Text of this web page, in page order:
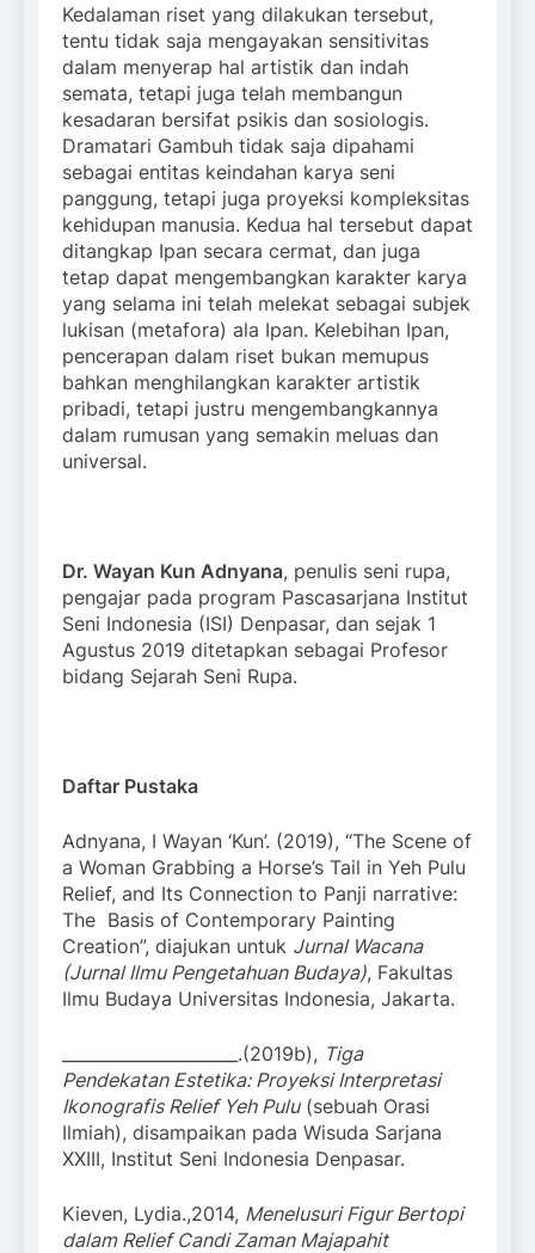
Kedalaman riset yang dilakukan tersebut,
tentu tidak saja mengayakan sensitivitas
dalam menyerap hal artistik dan indah
semata, tetapi juga telah membangun
kesadaran bersifat psikis dan sosiologis.
Dramatari Gambuh tidak saja dipahami
sebagai entitas keindahan karya seni
panggung, tetapi juga proyeksi kompleksitas
kehidupan manusia. Kedua hal tersebut dapat
ditangkap Ipan secara cermat, dan juga
tetap dapat mengembangkan karakter karya
yang selama ini telah melekat sebagai subjek
lukisan (metafora) ala Ipan. Kelebihan Ipan,
pencerapan dalam riset bukan memupus
bahkan menghilangkan karakter artistik
pribadi, tetapi justru mengembangkannya
dalam rumusan yang semakin meluas dan
universal.
Dr. Wayan Kun Adnyana, penulis seni rupa,
pengajar pada program Pascasarjana Institut
Seni Indonesia (ISI) Denpasar, dan sejak 1
Agustus 2019 ditetapkan sebagai Profesor
bidang Sejarah Seni Rupa.
Daftar Pustaka
Adnyana, I Wayan ‘Kun’. (2019), “The Scene of
a Woman Grabbing a Horse’s Tail in Yeh Pulu
Relief, and Its Connection to Panji narrative:
The Basis of Contemporary Painting
Creation”, diajukan untuk Jurnal Wacana
(Jurnal Ilmu Pengetahuan Budaya), Fakultas
Ilmu Budaya Universitas Indonesia, Jakarta.
_____________________.(2019b), Tiga
Pendekatan Estetika: Proyeksi Interpretasi
Ikonografis Relief Yeh Pulu(sebuah Orasi
Ilmiah), disampaikan pada Wisuda Sarjana
XXIII, Institut Seni Indonesia Denpasar.
Kieven, Lydia.,2014, Menelusuri Figur Bertopi
dalam Relief Candi Zaman Majapahit